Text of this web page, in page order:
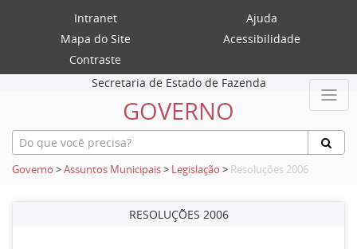
Intranet
Ajuda
Mapa do Site
Acessibilidade
Contraste
Secretaria de Estado de Fazenda
GOVERNO
Governo >Assuntos Municipais> Legislação > Resoluções 2006
RESOLUÇÕES 2006